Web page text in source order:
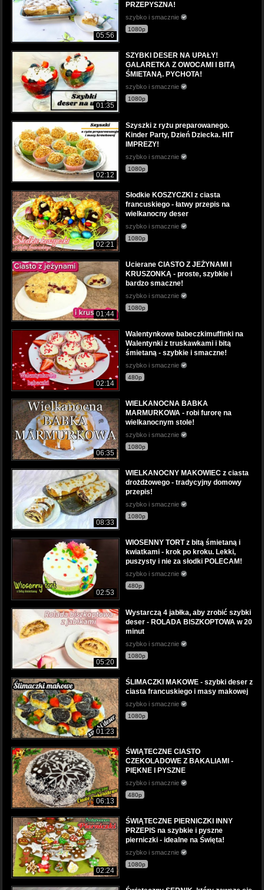
05:56
PRZEPYSZNA!
szybko i smacznie
1080p
01:35
SZYBKI DESER NA UPAŁY!
GALARETKA Z OWOCAMI I BITĄ
ŚMIETANĄ. PYCHOTA!
szybko i smacznie
1080p
02:12
Szyszki z ryżu preparowanego.
Kinder Party, Dzień Dziecka. HIT
IMPREZY!
szybko i smacznie
1080p
02:21
Słodkie KOSZYCZKI z ciasta
francuskiego - łatwy przepis na
wielkanocny deser
szybko i smacznie
1080p
01:44
Ucierane CIASTO Z JEŻYNAMI I
KRUSZONKĄ - proste, szybkie i
bardzo smaczne!
szybko i smacznie
1080p
02:14
Walentynkowe babeczkimuffinki na
Walentynki z truskawkami i bitą
śmietaną - szybkie i smaczne!
szybko i smacznie
480p
06:35
WIELKANOCNA BABKA
MARMURKOWA - robi furorę na
wielkanocnym stole!
szybko i smacznie
1080p
08:33
WIELKANOCNY MAKOWIEC z ciasta
drożdżowego - tradycyjny domowy
przepis!
szybko i smacznie
1080p
02:53
WIOSENNY TORT z bitą śmietaną i
kwiatkami - krok po kroku. Lekki,
puszysty i nie za słodki POLECAM!
szybko i smacznie
480p
05:20
Wystarczą 4 jabłka, aby zrobić szybki
deser - ROLADA BISZKOPTOWA w 20
minut
szybko i smacznie
1080p
01:23
ŚLIMACZKI MAKOWE - szybki deser z
ciasta francuskiego i masy makowej
szybko i smacznie
1080p
06:13
ŚWIĄTECZNE CIASTO
CZEKOLADOWE Z BAKALIAMI -
PIĘKNE I PYSZNE
szybko i smacznie
480p
02:24
ŚWIĄTECZNE PIERNICZKI INNY
PRZEPIS na szybkie i pyszne
pierniczki - idealne na Święta!
szybko i smacznie
1080p